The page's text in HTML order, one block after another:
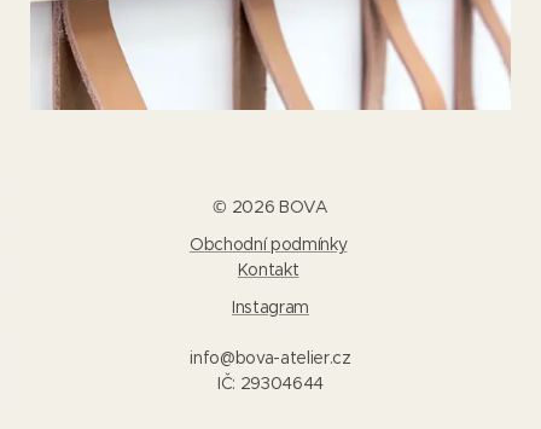
© 2026 BOVA
Obchodní podmínky
Kontakt
Instagram
info@bova-atelier.cz
IČ: 29304644